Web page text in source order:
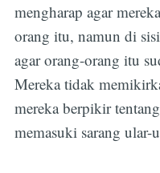
mengharap agar
orang itu, namun di
agar orang-orang itu
Mereka tidak
mereka berpikir
memasuki sarang ular-